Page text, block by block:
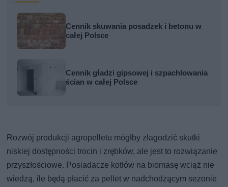
Cennik skuwania posadzek i betonu w
całej Polsce
Cennik gładzi gipsowej i szpachlowania
ścian w całej Polsce
Rozwój produkcji agropelletu mógłby złagodzić skutki
niskiej dostępności trocin i zrębków, ale jest to rozwiązanie
przyszłościowe. Posiadacze kotłów na biomasę wciąż nie
wiedzą, ile będą płacić za pellet w nadchodzącym sezonie